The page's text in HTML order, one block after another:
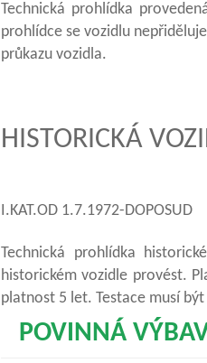
Technická prohlídka
prohlídce se vozidlu
průkazu vozidla.
HISTORICKÁ
I.KAT.OD 1.7.1972-
Technická prohlídka
historickém vozidle provést.
platnost 5 let. Testace musí
POVINNÁ